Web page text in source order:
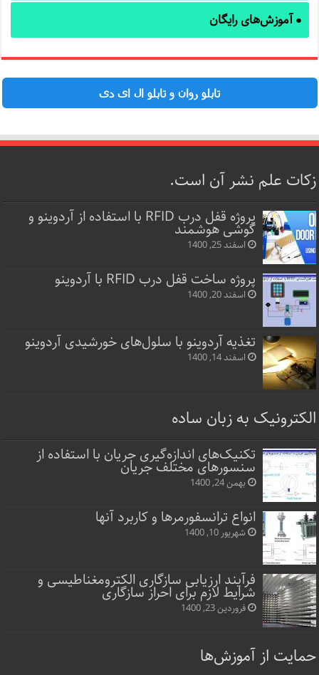
●آموزش‌های رایگان
تابلو روان و تابلو ال ای دی
زکات علم نشر آن است.
پروژه قفل‌ درب RFID با استفاده از آردوینو و
گوشی هوشمند
اسفند 25, 1400
پروژه ساخت قفل‌ درب RFID با آردوینو
اسفند 20, 1400
تغذیه آردوینو با سلول‌های خورشیدی آردوینو
اسفند 14, 1400
الکترونیک به زبان ساده
تکنیک‌های اندازه‌گیری جریان با استفاده از
سنسورهای مختلف جریان
بهمن 24, 1400
انواع ترانسفورمرها و کاربرد آنها
شهریور 10, 1400
فرآیند ارزیابی سازگاری الکترومغناطیسی و
شرایط لازم برای احراز سازگاری
فروردین 23, 1400
حمایت از آموزش‌ها